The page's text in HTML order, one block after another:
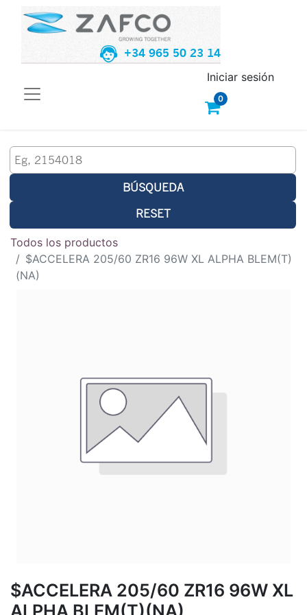
+34 965 50 23 14
0
Iniciar sesión
BÚSQUEDA
RESET
Todos los productos
$ACCELERA 205/60 ZR16 96W XL ALPHA BLEM(T)
(NA)
$ACCELERA 205/60 ZR16 96W XL
ALPHA BLEM(T)(NA)